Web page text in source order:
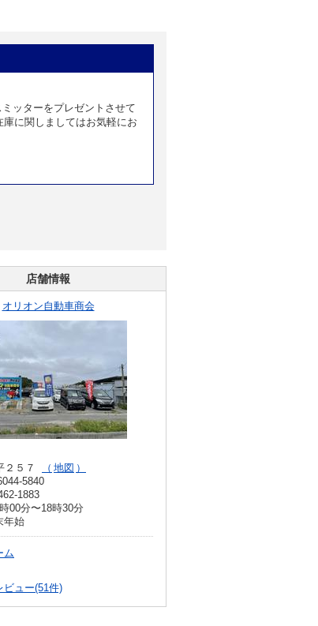
ッターをプレゼントさせて
に関しましてはお気軽にお
店舗情報
オリオン自動車商会
２５７
地図
5840
1883
00分〜18時30分
年始
ム
ビュー(51件)